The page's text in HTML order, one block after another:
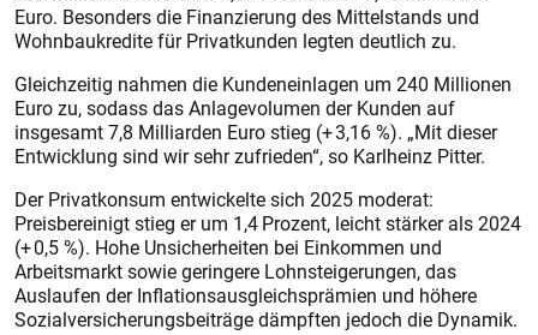
Euro. Besonders die Finanzierung des Mittelstands und
Wohnbaukredite für Privatkunden legten deutlich zu.
Gleichzeitig nahmen die Kundeneinlagen um 240 Millionen
Euro zu, sodass das Anlagevolumen der Kunden auf
insgesamt 7,8 Milliarden Euro stieg (+ 3,16 %). „Mit dieser
Entwicklung sind wir sehr zufrieden“, so Karlheinz Pitter.
Der Privatkonsum entwickelte sich 2025 moderat:
Preisbereinigt stieg er um 1,4 Prozent, leicht stärker als 2024
(+ 0,5 %). Hohe Unsicherheiten bei Einkommen und
Arbeitsmarkt sowie geringere Lohnsteigerungen, das
Auslaufen der Inflationsausgleichsprämien und höhere
Sozialversicherungsbeiträge dämpften jedoch die Dynamik.